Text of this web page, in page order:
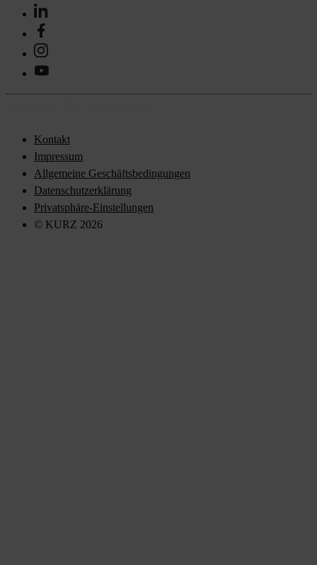
Kontakt
Impressum
Allgemeine Geschäftsbedingungen
Datenschutzerklärung
Privatsphäre-Einstellungen
© KURZ 2026